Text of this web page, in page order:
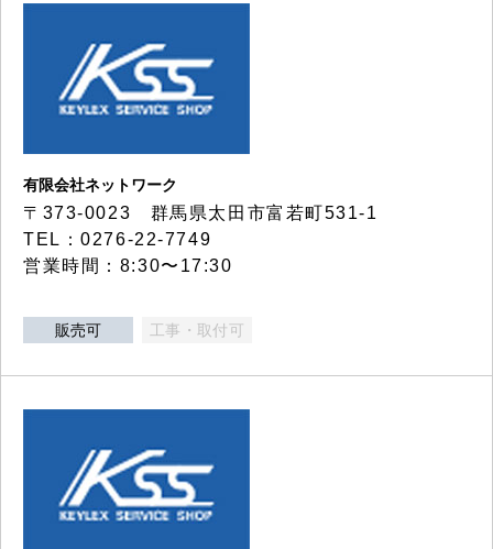
有限会社ネットワーク
〒373-0023 群馬県太田市富若町531-1
TEL：0276-22-7749
営業時間：8:30〜17:30
販売可 工事・取付可